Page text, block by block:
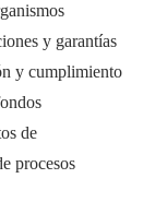
y garantías
y cumplimiento
de
procesos